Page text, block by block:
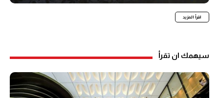
اقرأ المزيد
سيهمك ان تقرأ